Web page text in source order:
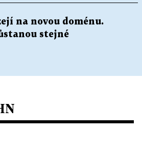
na novou doménu.
stejné